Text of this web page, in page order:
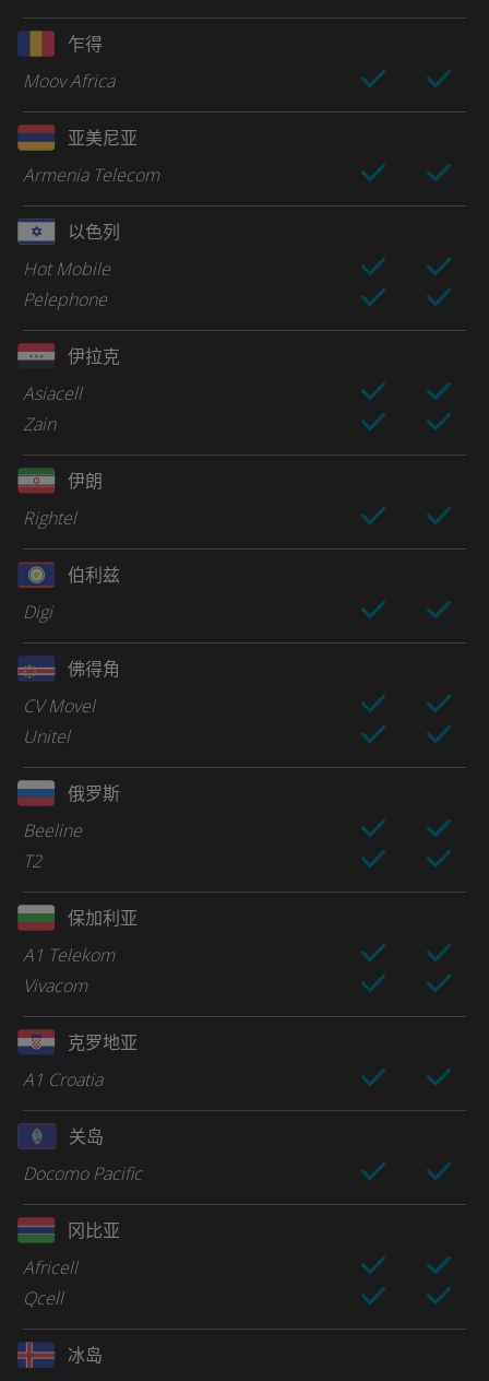
乍得
Moov Africa
亚美尼亚
Armenia Telecom
以色列
Hot Mobile
Pelephone
伊拉克
Asiacell
Zain
伊朗
Rightel
伯利兹
Digi
佛得角
CV Movel
Unitel
俄罗斯
Beeline
T2
保加利亚
A1 Telekom
Vivacom
克罗地亚
A1 Croatia
关岛
Docomo Pacific
冈比亚
Africell
Qcell
冰岛